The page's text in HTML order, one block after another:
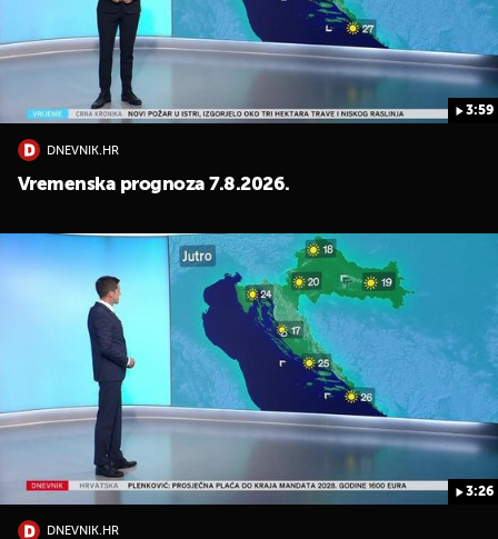
3:59
DNEVNIK.HR
Vremenska prognoza 7.8.2026.
3:26
DNEVNIK.HR